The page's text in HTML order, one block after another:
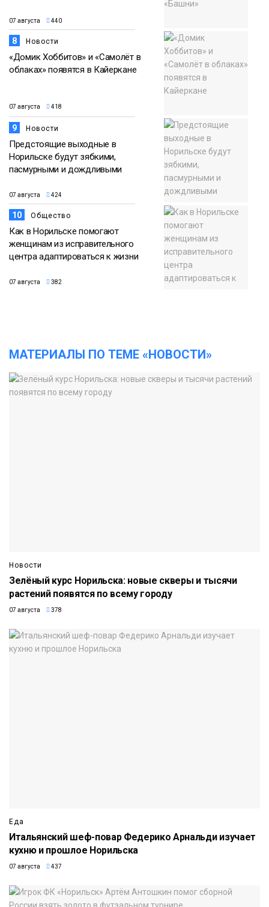
07 августа 440
8 Новости
«Домик Хоббитов» и «Самолёт в
облаках» появятся в Кайеркане
07 августа 418
9 Новости
Предстоящие выходные в
Норильске будут зябкими,
пасмурными и дождливыми
07 августа 424
10 Общество
Как в Норильске помогают
женщинам из исправительного
центра адаптироваться к жизни
07 августа 382
МАТЕРИАЛЫ ПО ТЕМЕ «НОВОСТИ»
Новости
Зелёный курс Норильска: новые скверы и тысячи
растений появятся по всему городу
07 августа 378
Еда
Итальянский шеф-повар Федерико Арнальди изучает
кухню и прошлое Норильска
07 августа 437